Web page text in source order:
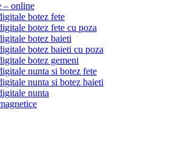
– online
botez fete
botez fete cu poza
botez baieti
botez baieti cu poza
botez gemeni
nunta si botez fete
nunta si botez baieti
nunta